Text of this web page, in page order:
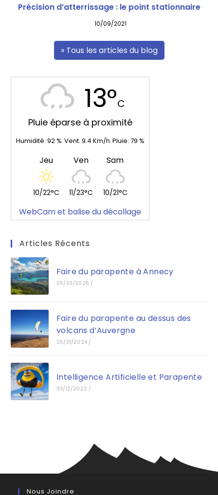
Précision d’atterrissage : le point stationnaire
10/09/2021
» Tous les articles du blog
13°C
Pluie éparse à proximité
Humidité: 92% Vent: 9.4 Km/h Pluie: 79 %
Jeu
10/22°C
Ven
11/23°C
Sam
10/21°C
WebCam et balise du décollage
Articles Récents
Faire du parapente à Annecy
05/03/2025 /
Faire du parapente au dessus des
volcans d’Auvergne
25/01/2024 /
Intelligence Artificielle et Parapente
30/12/2022 /
Nous Joindre